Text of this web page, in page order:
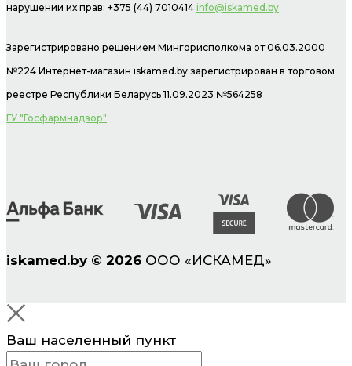
нарушении их прав: +375 (44) 7010414 info@iskamed.by
Зарегистрировано решением Мингорисполкома от 06.03.2000
№224 Интернет-магазин iskamed.by зарегистрирован в торговом
реестре Республики Беларусь 11.09.2023 №564258
ГУ "Госфармнадзор"
iskamed.by © 2026 ООО «ИСКАМЕД»
Ваш населенный пункт